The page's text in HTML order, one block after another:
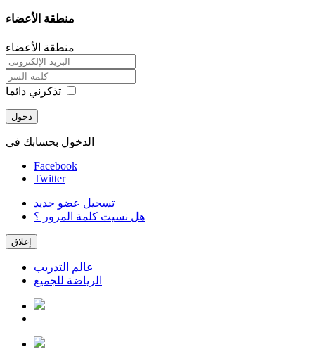
منطقة الأعضاء
منطقة الأعضاء
دخول
الدخول بحسابك فى
Facebook
Twitter
تسجيل عضو جديد
هل نسيت كلمة المرور ؟
إغلاق
عالم التدريب
الرياضة للجميع